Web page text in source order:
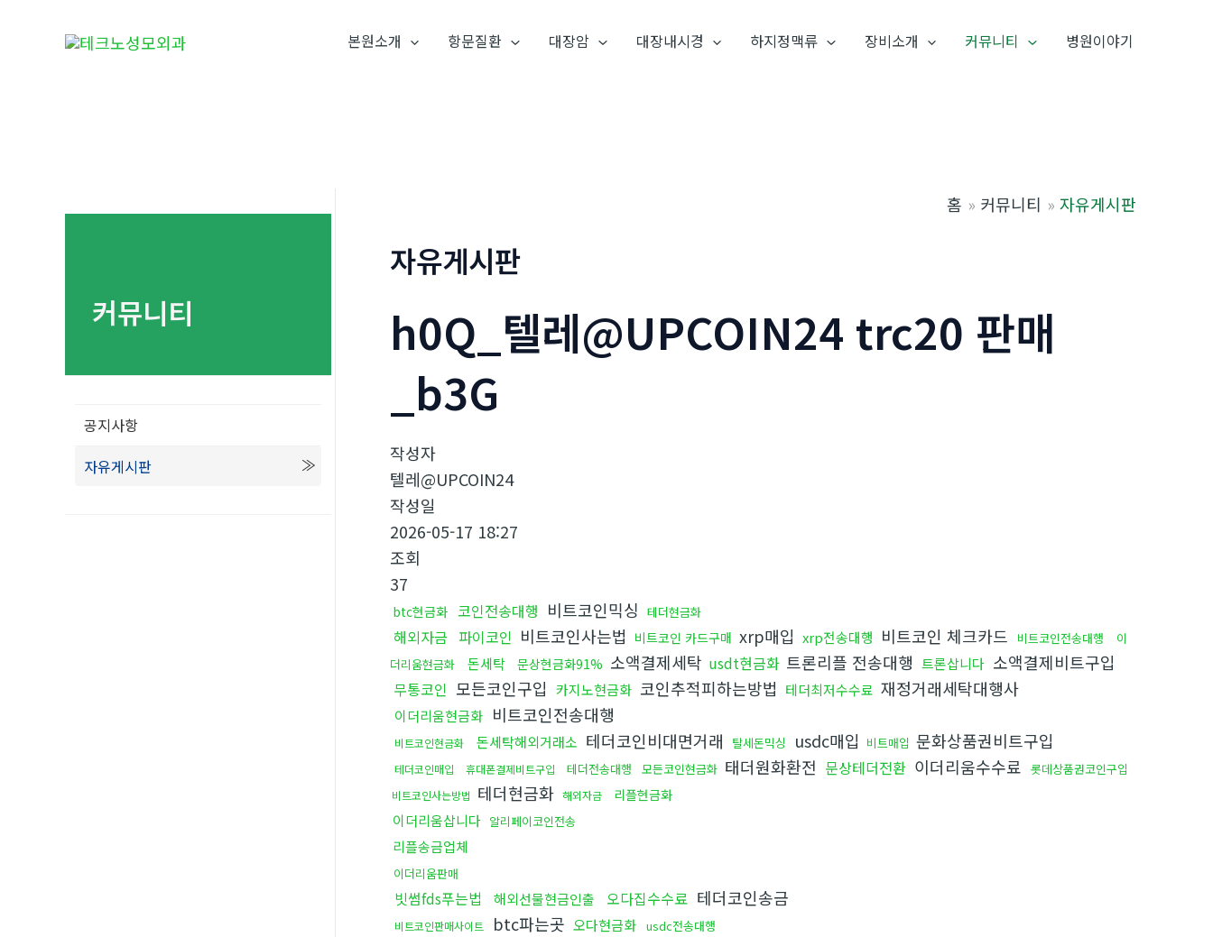
본원소개 항문질환 대장암 대장내시경 하지정맥류 장비소개 커뮤니티 병원이야기
커뮤니티
공지사항
자유게시판
홈 커뮤니티 자유게시판
자유게시판
h0Q_텔레@UPCOIN24 trc20 판매
_b3G
작성자
텔레@UPCOIN24
작성일
2026-05-17 18:27
조회
37
btc현금화 코인전송대행 비트코인믹싱 테더현금화
해외자금 파이코인 비트코인사는법 비트코인 카드구매 xrp매입 xrp전송대행 비트코인 체크카드 비트코인전송대행
이
더리움현금화
돈세탁 문상현금화91% 소액결제세탁 usdt현금화 트론리플 전송대행 트론삽니다 소액결제비트구입
무통코인 모든코인구입 카지노현금화 코인추적피하는방법 테더최저수수료 재정거래세탁대행사
이더리움현금화 비트코인전송대행
비트코인현금화 돈세탁해외거래소 테더코인비대면거래 탈세돈믹싱 usdc매입 비트매입 문화상품권비트구입
테더코인매입 휴대폰결제비트구입 테더전송대행 모든코인현금화 태더원화환전 문상테더전환 이더리움수수료 롯데상품권코인구입
비트코인사는방법 테더현금화 해외자금 리플현금화
이더리움삽니다 알리페이코인전송
리플송금업체
이더리움판매
빗썸fds푸는법 해외선물현금인출 오다집수수료 테더코인송금
비트코인판매사이트 btc파는곳 오다현금화 usdc전송대행